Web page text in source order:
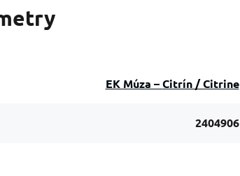
EK Múza – Citrín / Citrine
2404906